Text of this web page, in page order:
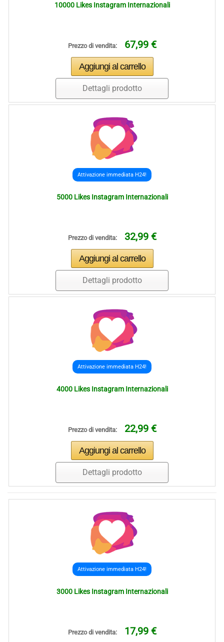
10000 Likes Instagram Internazionali
Prezzo di vendita: 67,99 €
Dettagli prodotto
Attivazione immediata H24!
5000 Likes Instagram Internazionali
Prezzo di vendita: 32,99 €
Dettagli prodotto
Attivazione immediata H24!
4000 Likes Instagram Internazionali
Prezzo di vendita: 22,99 €
Dettagli prodotto
Attivazione immediata H24!
3000 Likes Instagram Internazionali
Prezzo di vendita: 17,99 €